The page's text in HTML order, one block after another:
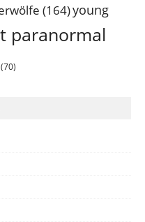
(164)young
paranormal
(70)